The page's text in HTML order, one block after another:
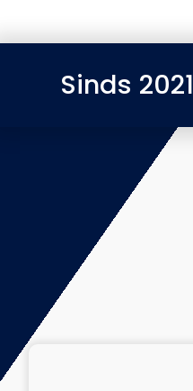
Sinds 2021